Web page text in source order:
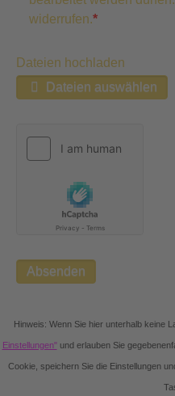
widerrufen.*
Dateien hochladen
Dateien auswählen
Absenden
Hinweis: Wenn Sie hier unterhalb keine
Einstellungen" und erlauben Sie
Cookie, speichern Sie die Einstellungen